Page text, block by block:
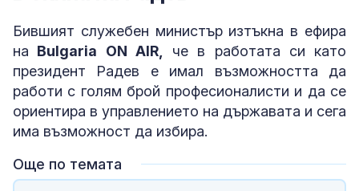
Бившият служебен министър изтъкна в ефира
на Bulgaria ON AIR,
че в работата си като
президент Радев е имал възможността да
работи с голям брой професионалисти и да се
ориентира в управлението на държавата и сега
има възможност да избира.
Още по темата